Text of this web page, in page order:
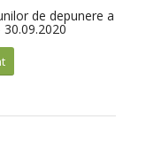
de depunere a